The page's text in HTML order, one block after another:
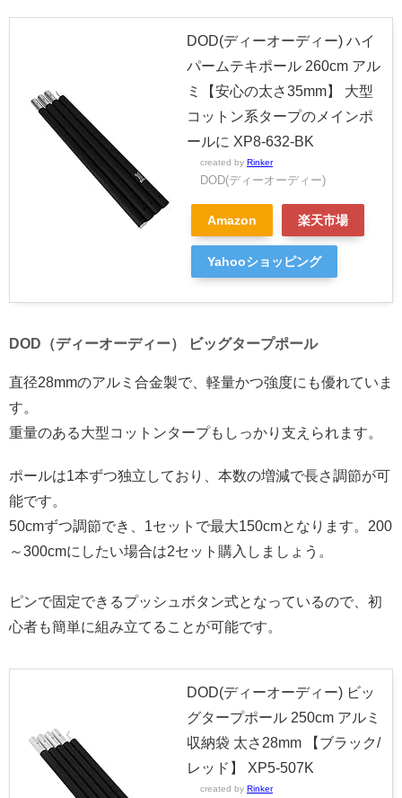
DOD(ディーオーディー) ハイ
パームテキポール 260cm アル
ミ【安心の太さ35mm】 大型
コットン系タープのメインポ
ールに XP8-632-BK
created by Rinker
DOD(ディーオーディー)
Amazon 楽天市場
Yahooショッピング
DOD（ディーオーディー） ビッグタープポール
直径28mmのアルミ合金製で、軽量かつ強度にも優れていま
す。
重量のある大型コットンタープもしっかり支えられます。
ポールは1本ずつ独立しており、本数の増減で長さ調節が可
能です。
50cmずつ調節でき、1セットで最大150cmとなります。200
～300cmにしたい場合は2セット購入しましょう。
ピンで固定できるプッシュボタン式となっているので、初
心者も簡単に組み立てることが可能です。
DOD(ディーオーディー) ビッ
グタープポール 250cm アルミ
収納袋 太さ28mm 【ブラック/
レッド】 XP5-507K
created by Rinker